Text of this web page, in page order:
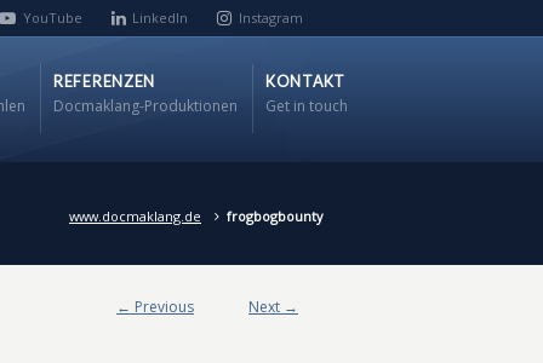
YouTube LinkedIn Instagram
REFERENZEN
Docmaklang-Produktionen
KONTAKT
Get in touch
www.docmaklang.de frogbogbounty
← Previous Next →